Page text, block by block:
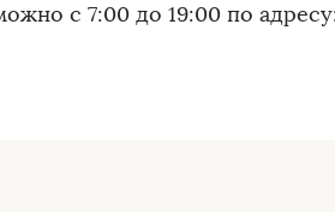
с 7:00 до 19:00 по